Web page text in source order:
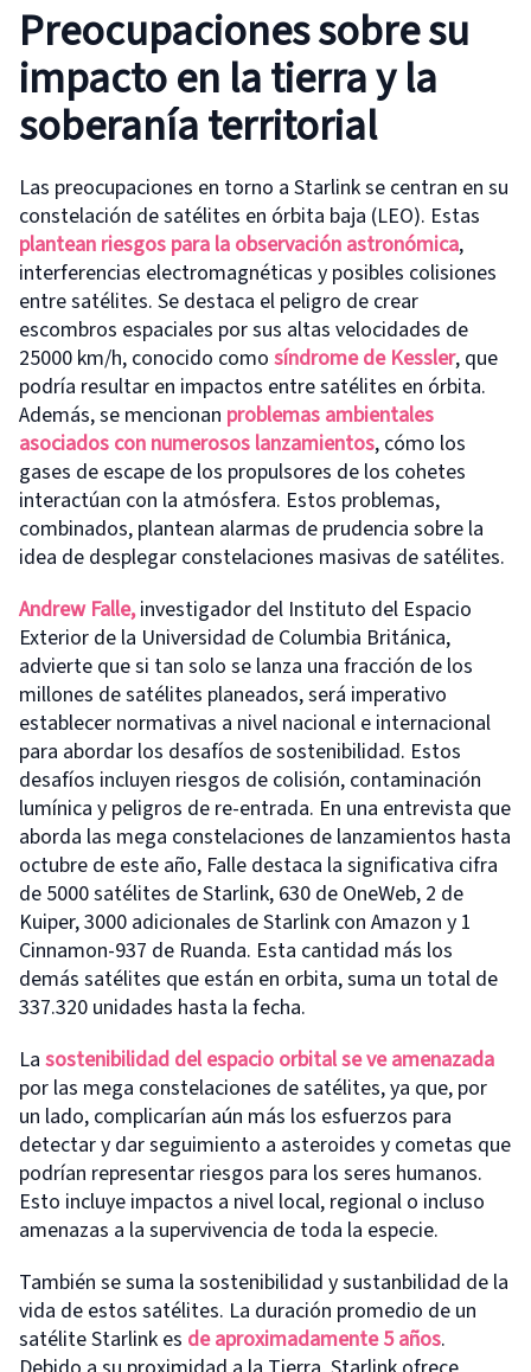
Preocupaciones sobre su
impacto en la tierra y la
soberanía territorial
Las preocupaciones en torno a Starlink se centran en su
constelación de satélites en órbita baja (LEO). Estas
plantean riesgos para la observación astronómica,
interferencias electromagnéticas y posibles colisiones
entre satélites. Se destaca el peligro de crear
escombros espaciales por sus altas velocidades de
25000 km/h, conocido como síndrome de Kessler, que
podría resultar en impactos entre satélites en órbita.
Además, se mencionan problemas ambientales
asociados con numerosos lanzamientos, cómo los
gases de escape de los propulsores de los cohetes
interactúan con la atmósfera. Estos problemas,
combinados, plantean alarmas de prudencia sobre la
idea de desplegar constelaciones masivas de satélites.
Andrew Falle,investigador del Instituto del Espacio
Exterior de la Universidad de Columbia Británica,
advierte que si tan solo se lanza una fracción de los
millones de satélites planeados, será imperativo
establecer normativas a nivel nacional e internacional
para abordar los desafíos de sostenibilidad. Estos
desafíos incluyen riesgos de colisión, contaminación
lumínica y peligros de re-entrada. En una entrevista que
aborda las mega constelaciones de lanzamientos hasta
octubre de este año, Falle destaca la significativa cifra
de 5000 satélites de Starlink, 630 de OneWeb, 2 de
Kuiper, 3000 adicionales de Starlink con Amazon y 1
Cinnamon-937 de Ruanda. Esta cantidad más los
demás satélites que están en orbita, suma un total de
337.320 unidades hasta la fecha.
La sostenibilidad del espacio orbital se ve amenazada
por las mega constelaciones de satélites, ya que, por
un lado, complicarían aún más los esfuerzos para
detectar y dar seguimiento a asteroides y cometas que
podrían representar riesgos para los seres humanos.
Esto incluye impactos a nivel local, regional o incluso
amenazas a la supervivencia de toda la especie.
También se suma la sostenibilidad y sustanbilidad de la
vida de estos satélites. La duración promedio de un
satélite Starlink es de aproximadamente 5 años.